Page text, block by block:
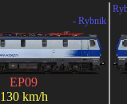
- Rybnik
EP09
130 km/h